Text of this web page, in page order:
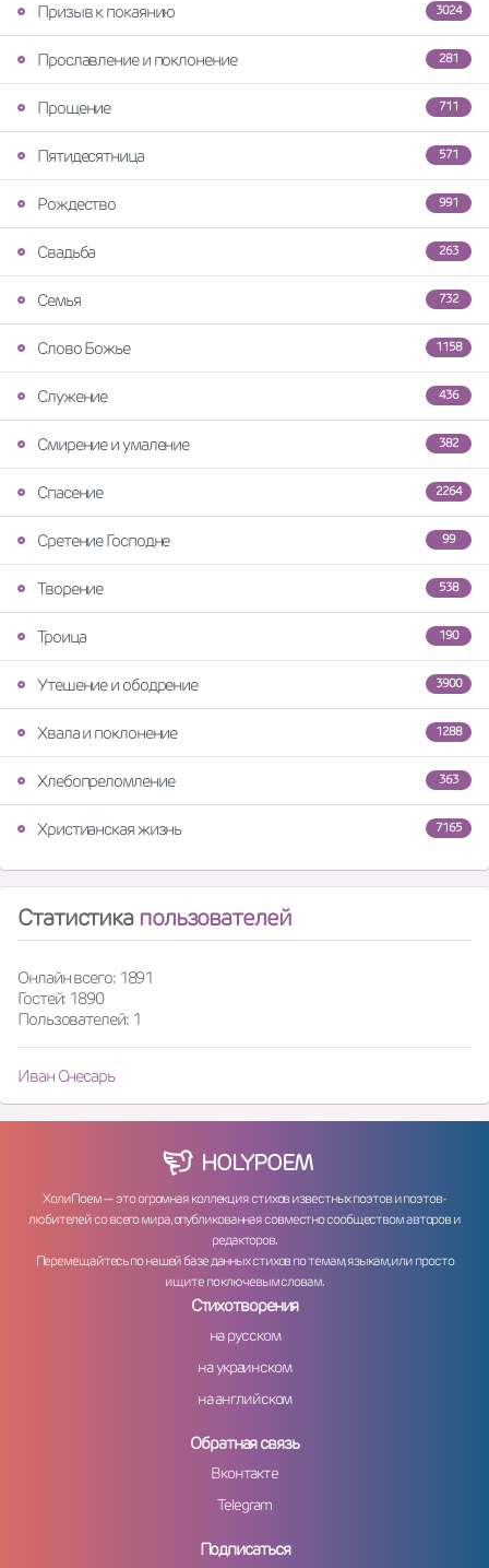
3024
Призыв к покаянию
281
Прославление и поклонение
711
Прощение
571
Пятидесятница
991
Рождество
263
Свадьба
732
Семья
1158
Слово Божье
436
Служение
382
Смирение и умаление
2264
Спасение
99
Сретение Господне
538
Творение
190
Троица
3900
Утешение и ободрение
1288
Хвала и поклонение
363
Хлебопреломление
7165
Христианская жизнь
Статистика пользователей
Онлайн всего: 1891
Гостей: 1890
Пользователей: 1
Иван Снесарь
HOLYPOEM
ХолиПоем — это огромная коллекция стихов известных поэтов и поэтов-
любителей со всего мира, опубликованная совместно сообществом авторов и
редакторов.
Перемещайтесь по нашей базе данных стихов по темам, языкам, или просто
ищите по ключевым словам.
Стихотворения
на русском
на украинском
на английском
Обратная связь
Вконтакте
Telegram
Подписаться